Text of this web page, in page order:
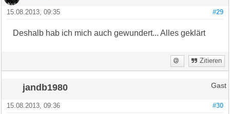
#29
15.08.2013, 09:35
Deshalb hab ich mich auch gewundert... Alles geklärt
Zitieren
jandb1980 Gast
#30
15.08.2013, 09:36